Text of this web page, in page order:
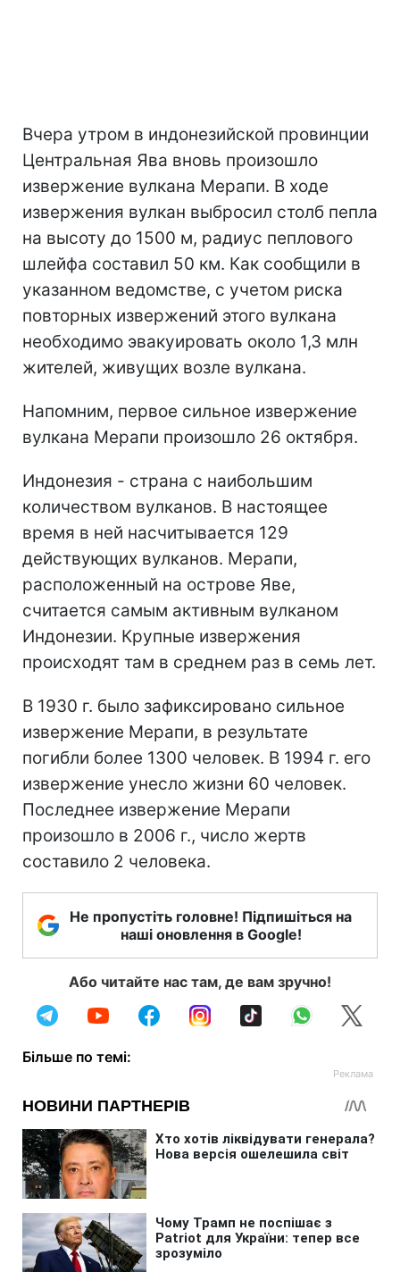
Вчера утром в индонезийской провинции
Центральная Ява вновь произошло
извержение вулкана Мерапи. В ходе
извержения вулкан выбросил столб пепла
на высоту до 1500 м, радиус пеплового
шлейфа составил 50 км. Как сообщили в
указанном ведомстве, с учетом риска
повторных извержений этого вулкана
необходимо эвакуировать около 1,3 млн
жителей, живущих возле вулкана.
Напомним, первое сильное извержение
вулкана Мерапи произошло 26 октября.
Индонезия - страна с наибольшим
количеством вулканов. В настоящее
время в ней насчитывается 129
действующих вулканов. Мерапи,
расположенный на острове Яве,
считается самым активным вулканом
Индонезии. Крупные извержения
происходят там в среднем раз в семь лет.
В 1930 г. было зафиксировано сильное
извержение Мерапи, в результате
погибли более 1300 человек. В 1994 г. его
извержение унесло жизни 60 человек.
Последнее извержение Мерапи
произошло в 2006 г., число жертв
составило 2 человека.
Не пропустіть головне! Підпишіться на
наші оновлення в Google!
Або читайте нас там, де вам зручно!
Більше по темі: